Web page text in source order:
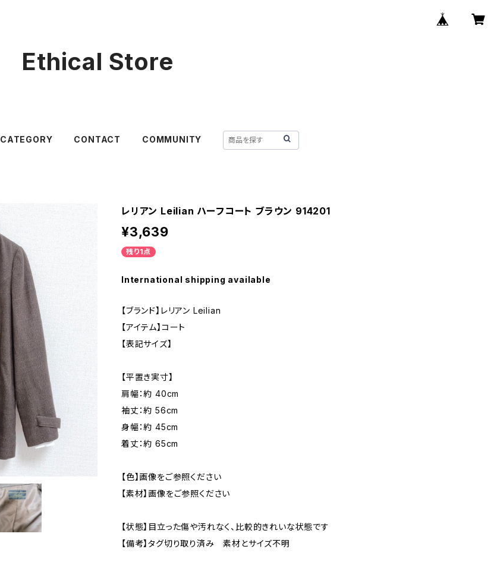
Ethical Store
CATEGORY CONTACT COMMUNITY
レリアン Leilian ハーフコート ブラウン 914201
¥3,639
残り1点
International shipping available
【ブランド】レリアン Leilian
【アイテム】コート
【表記サイズ】
【平置き実寸】
肩幅：約 40cm
袖丈：約 56cm
身幅：約 45cm
着丈：約 65cm
【色】画像をご参照ください
【素材】画像をご参照ください
【状態】目立った傷や汚れなく、比較的きれいな状態です
【備考】タグ切り取り済み 素材とサイズ不明